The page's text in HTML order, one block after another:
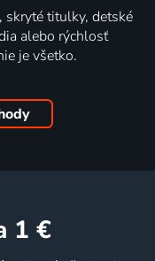
skryté titulky, detské
alebo rýchlosť
je všetko.
1 €